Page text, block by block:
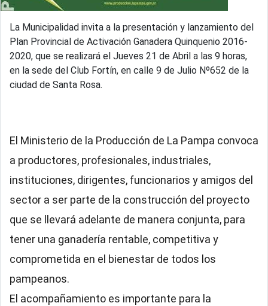
La Municipalidad invita a la presentación y lanzamiento del
Plan Provincial de Activación Ganadera Quinquenio 2016-
2020, que se realizará el Jueves 21 de Abril a las 9 horas,
en la sede del Club Fortín, en calle 9 de Julio Nº652 de la
ciudad de Santa Rosa.
El Ministerio de la Producción de La Pampa convoca
a productores, profesionales, industriales,
instituciones, dirigentes, funcionarios y amigos del
sector a ser parte de la construcción del proyecto
que se llevará adelante de manera conjunta, para
tener una ganadería rentable, competitiva y
comprometida en el bienestar de todos los
pampeanos.
El acompañamiento es importante para la